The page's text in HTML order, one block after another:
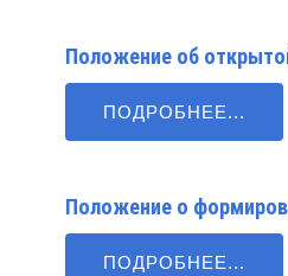
Положение об
ПОДРОБНЕЕ...
Положение о
ПОДРОБНЕЕ...